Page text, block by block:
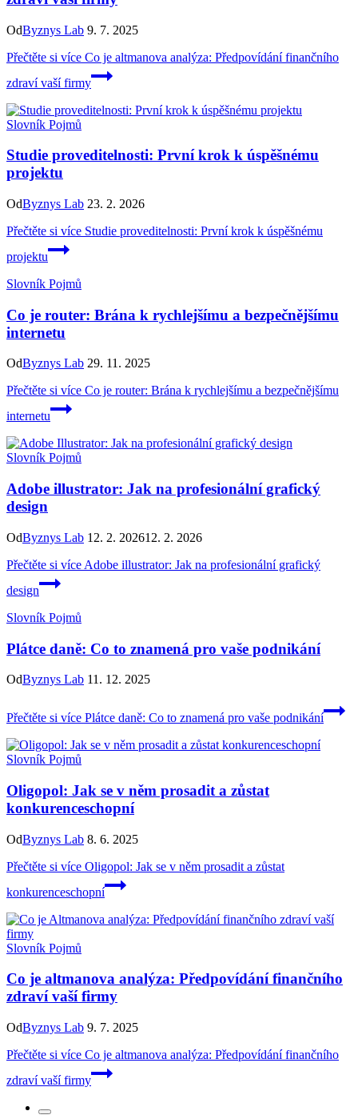
OdByznys Lab 9. 7. 2025
Přečtěte si více Co je altmanova analýza: Předpovídání finančního
zdraví vaší firmy
Slovník Pojmů
Studie proveditelnosti: První krok k úspěšnému
projektu
OdByznys Lab 23. 2. 2026
Přečtěte si více Studie proveditelnosti: První krok k úspěšnému
projektu
Slovník Pojmů
Co je router: Brána k rychlejšímu a bezpečnějšímu
internetu
OdByznys Lab 29. 11. 2025
Přečtěte si více Co je router: Brána k rychlejšímu a bezpečnějšímu
internetu
Slovník Pojmů
Adobe illustrator: Jak na profesionální grafický
design
OdByznys Lab 12. 2. 202612. 2. 2026
Přečtěte si více Adobe illustrator: Jak na profesionální grafický
design
Slovník Pojmů
Plátce daně: Co to znamená pro vaše podnikání
OdByznys Lab 11. 12. 2025
Přečtěte si více Plátce daně: Co to znamená pro vaše podnikání
Slovník Pojmů
Oligopol: Jak se v něm prosadit a zůstat
konkurenceschopní
OdByznys Lab 8. 6. 2025
Přečtěte si více Oligopol: Jak se v něm prosadit a zůstat
konkurenceschopní
Slovník Pojmů
Co je altmanova analýza: Předpovídání finančního
zdraví vaší firmy
OdByznys Lab 9. 7. 2025
Přečtěte si více Co je altmanova analýza: Předpovídání finančního
zdraví vaší firmy